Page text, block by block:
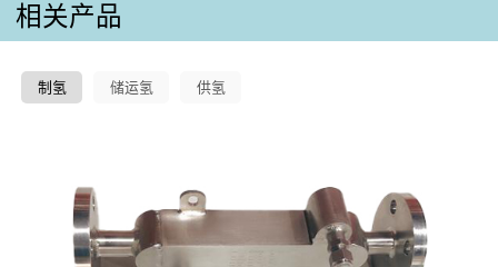
相关产品
制氢 储运氢 供氢